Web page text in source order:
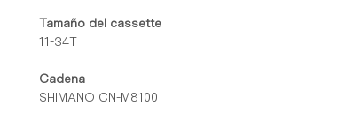
Tamaño del cassette
11-34T
Cadena
SHIMANO CN-M8100